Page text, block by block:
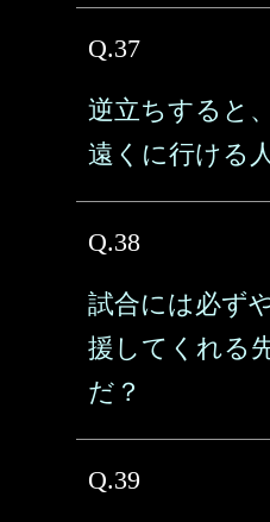
Q.37
逆立ちすると
遠くに行ける
Q.38
試合には必ず
援してくれる
だ？
Q.39